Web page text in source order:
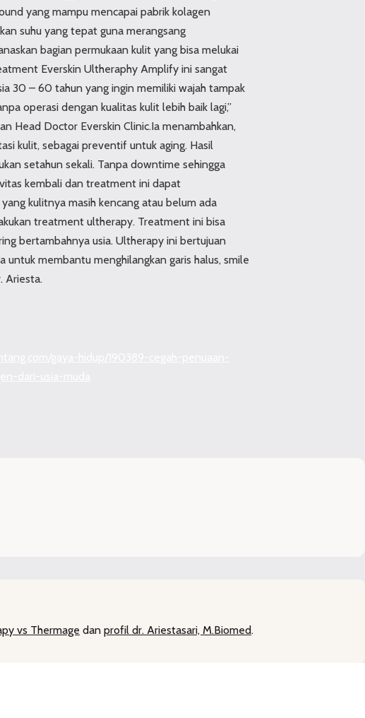
yang mampu mencapai pabrik kolagen
suhu yang tepat guna merangsang
bagian permukaan kulit yang bisa melukai
Everskin Ultheraphy Amplify ini sangat
30 – 60 tahun yang ingin memiliki wajah tampak
operasi dengan kualitas kulit lebih baik lagi,”
Head Doctor Everskin Clinic.Ia menambahkan,
kulit, sebagai preventif untuk aging. Hasil
setahun sekali. Tanpa downtime sehingga
kembali dan treatment ini dapat
kulitnya masih kencang atau belum ada
treatment ultherapy. Treatment ini bisa
bertambahnya usia. Ultherapy ini bertujuan
membantu menghilangkan garis halus, smile
Ariesta.
vs Thermage dan profil dr. Ariestasari, M.Biomed.